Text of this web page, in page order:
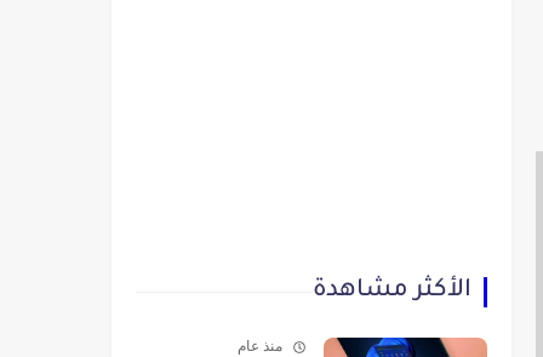
الأكثر مشاهدة
منذ عام